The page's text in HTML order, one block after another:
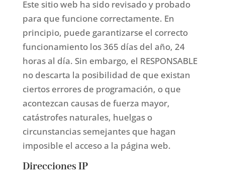
Este sitio web ha sido revisado y probado
para que funcione correctamente. En
principio, puede garantizarse el correcto
funcionamiento los 365 días del año, 24
horas al día. Sin embargo, el RESPONSABLE
no descarta la posibilidad de que existan
ciertos errores de programación, o que
acontezcan causas de fuerza mayor,
catástrofes naturales, huelgas o
circunstancias semejantes que hagan
imposible el acceso a la página web.
Direcciones IP